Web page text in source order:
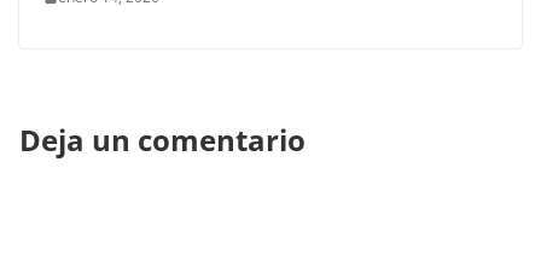
Deja un comentario